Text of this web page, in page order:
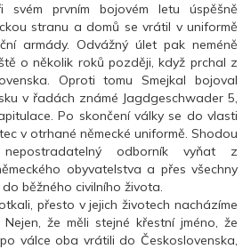
svém prvním bojovém letu úspěšně
stranu a domů se vrátil v uniformě
armády. Odvážný úlet pak neméně
o několik roků později, když prchal z
Oproti tomu Smejkal bojoval
v řadách známé Jagdgeschwader 5,
Po skončení války se do vlasti
v otrhané německé uniformě. Shodou
odborník vyňat z
obyvatelstva a přes všechny
běžného civilního života.
přesto v jejich životech nacházíme
že měli stejné křestní jméno, že
válce oba vrátili do Československa,